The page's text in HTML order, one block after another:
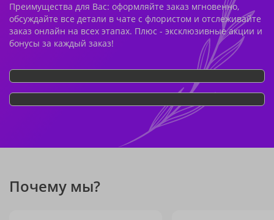
Преимущества для Вас: оформляйте заказ мгновенно,
обсуждайте все детали в чате с флористом и отслеживайте
заказ онлайн на всех этапах. Плюс - эксклюзивные акции и
бонусы за каждый заказ!
Почему мы?